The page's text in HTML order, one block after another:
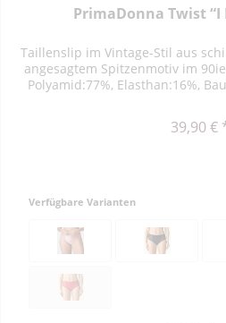
PrimaDonna Twist “I
Taillenslip im Vintage-Stil aus
angesagtem Spitzenmotiv im
Polyamid:77%, Elasthan:16%,
39,90 €
Verfügbare Varianten